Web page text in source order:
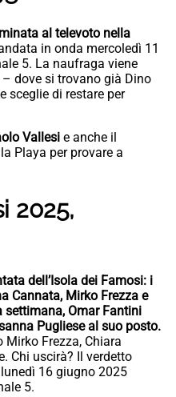
al televoto nella
in onda mercoledì 11
5. La naufraga viene
– dove si trovano già Dino
sceglie di restare per
Vallesi e anche il
Playa per provare a
2025,
dell’Isola dei Famosi: i
Cannata, Mirko Frezza e
settimana, Omar Fantini
Pugliese al suo posto.
Frezza, Chiara
Chi uscirà? Il verdetto
16 giugno 2025
5.